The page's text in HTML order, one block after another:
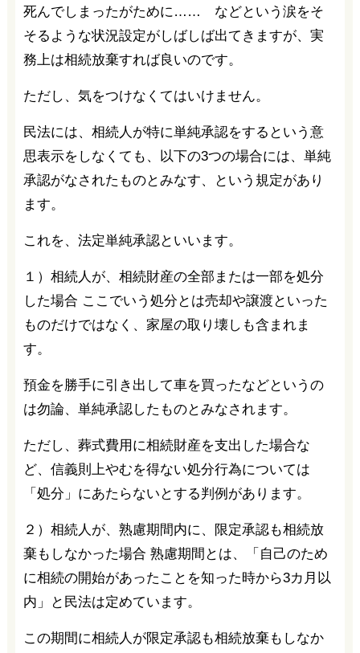
死んでしまったがために…… などという涙をそ
そるような状況設定がしばしば出てきますが、実
務上は相続放棄すれば良いのです。
ただし、気をつけなくてはいけません。
民法には、相続人が特に単純承認をするという意
思表示をしなくても、以下の3つの場合には、単純
承認がなされたものとみなす、という規定があり
ます。
これを、法定単純承認といいます。
１）相続人が、相続財産の全部または一部を処分
した場合 ここでいう処分とは売却や譲渡といった
ものだけではなく、家屋の取り壊しも含まれま
す。
預金を勝手に引き出して車を買ったなどというの
は勿論、単純承認したものとみなされます。
ただし、葬式費用に相続財産を支出した場合な
ど、信義則上やむを得ない処分行為については
「処分」にあたらないとする判例があります。
２）相続人が、熟慮期間内に、限定承認も相続放
棄もしなかった場合 熟慮期間とは、「自己のため
に相続の開始があったことを知った時から3カ月以
内」と民法は定めています。
この期間に相続人が限定承認も相続放棄もしなか